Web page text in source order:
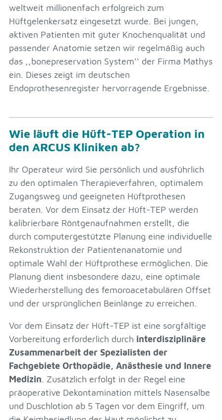
weltweit millionenfach erfolgreich zum
Hüftgelenkersatz eingesetzt wurde. Bei jungen,
aktiven Patienten mit guter Knochenqualität und
passender Anatomie setzen wir regelmäßig auch
das ,,bonepreservation System‘‘ der Firma Mathys
ein. Dieses zeigt im deutschen
Endoprothesenregister hervorragende Ergebnisse.
Wie läuft die Hüft-TEP Operation in
den ARCUS Kliniken ab?
Ihr Operateur wird Sie persönlich und ausführlich
zu den optimalen Therapieverfahren, optimalem
Zugangsweg und geeigneten Hüftprothesen
beraten. Vor dem Einsatz der Hüft-TEP werden
kalibrierbare Röntgenaufnahmen erstellt, die
durch computergestützte Planung eine individuelle
Rekonstruktion der Patientenanatomie und
optimale Wahl der Hüftprothese ermöglichen. Die
Planung dient insbesondere dazu, eine optimale
Wiederherstellung des femoroacetabulären Offset
und der ursprünglichen Beinlänge zu erreichen.
Vor dem Einsatz der Hüft-TEP ist eine sorgfältige
Vorbereitung erforderlich durch interdisziplinäre
Zusammenarbeit der Spezialisten der
Fachgebiete Orthopädie, Anästhesie und Innere
Medizin. Zusätzlich erfolgt in der Regel eine
präoperative Dekontamination mittels Nasensalbe
und Duschlotion ab 5 Tagen vor dem Eingriff, um